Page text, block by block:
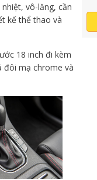
vô-lăng, cần
kế thể thao và
18 inch đi kèm
đôi mạ chrome và